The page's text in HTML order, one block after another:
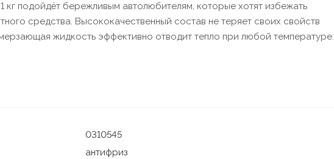
кг подойдёт бережливым автолюбителям, которые хотят избежать
средства. Высококачественный состав не теряет своих свойств
жидкость эффективно отводит тепло при любой температуре.
0310545
антифриз